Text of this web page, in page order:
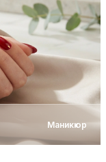
Маникюр